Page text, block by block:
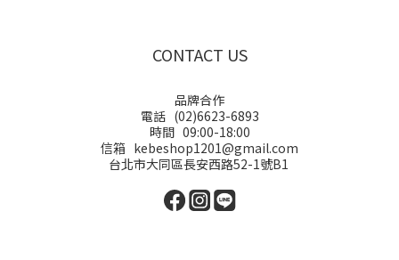
CONTACT US
品牌合作
電話 (02)6623-6893
時間 09:00-18:00
信箱 kebeshop1201@gmail.com
台北市大同區長安西路52-1號B1